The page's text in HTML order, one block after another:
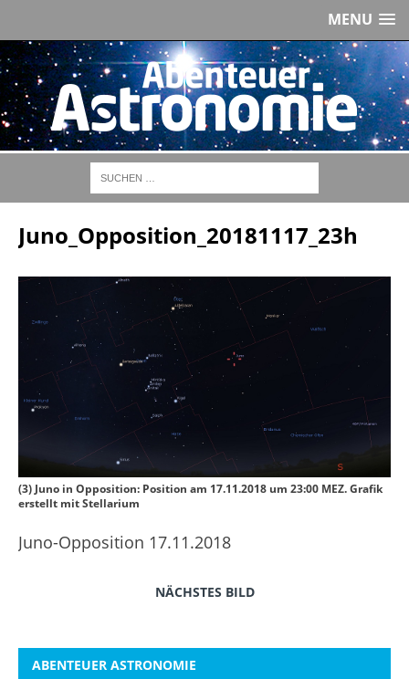
MENU
Juno_Opposition_20181117_23h
(3) Juno in Opposition: Position am 17.11.2018 um 23:00 MEZ. Grafik
erstellt mit Stellarium
Juno-Opposition 17.11.2018
NÄCHSTES BILD
ABENTEUER ASTRONOMIE